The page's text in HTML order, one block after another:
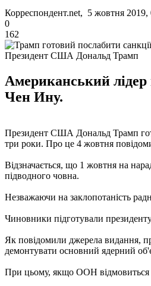
Корреспондент.net, 5 жовтня 2019,
0
162
Президент США Дональд Трамп
Американський лідер
Чен Ину.
Президент США Дональд Трамп
три роки. Про це 4 жовтня
Відзначається, що 1 жовтня на
підводного човна.
Незважаючи на заклопотаність
Чиновники підготували
Як повідомили джерела видання,
демонтувати основний ядерний
При цьому, якщо ООН відмовиться